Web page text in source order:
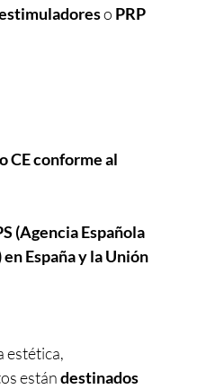
o PRP
CE conforme al
(Agencia Española
España y la Unión
estética,
estándestinados